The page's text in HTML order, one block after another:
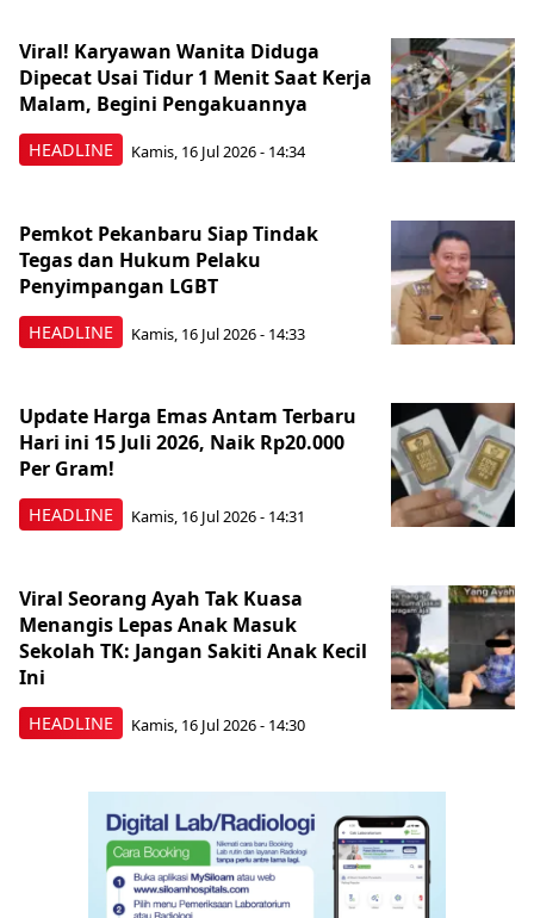
HEADLINE
Viral! Karyawan Wanita Diduga
Dipecat Usai Tidur 1 Menit Saat Kerja
Malam, Begini Pengakuannya
Kamis, 16 Jul 2026 - 14:34
HEADLINE
Pemkot Pekanbaru Siap Tindak
Tegas dan Hukum Pelaku
Penyimpangan LGBT
Kamis, 16 Jul 2026 - 14:33
HEADLINE
Update Harga Emas Antam Terbaru
Hari ini 15 Juli 2026, Naik Rp20.000
Per Gram!
Kamis, 16 Jul 2026 - 14:31
HEADLINE
Viral Seorang Ayah Tak Kuasa
Menangis Lepas Anak Masuk
Sekolah TK: Jangan Sakiti Anak Kecil
Ini
Kamis, 16 Jul 2026 - 14:30